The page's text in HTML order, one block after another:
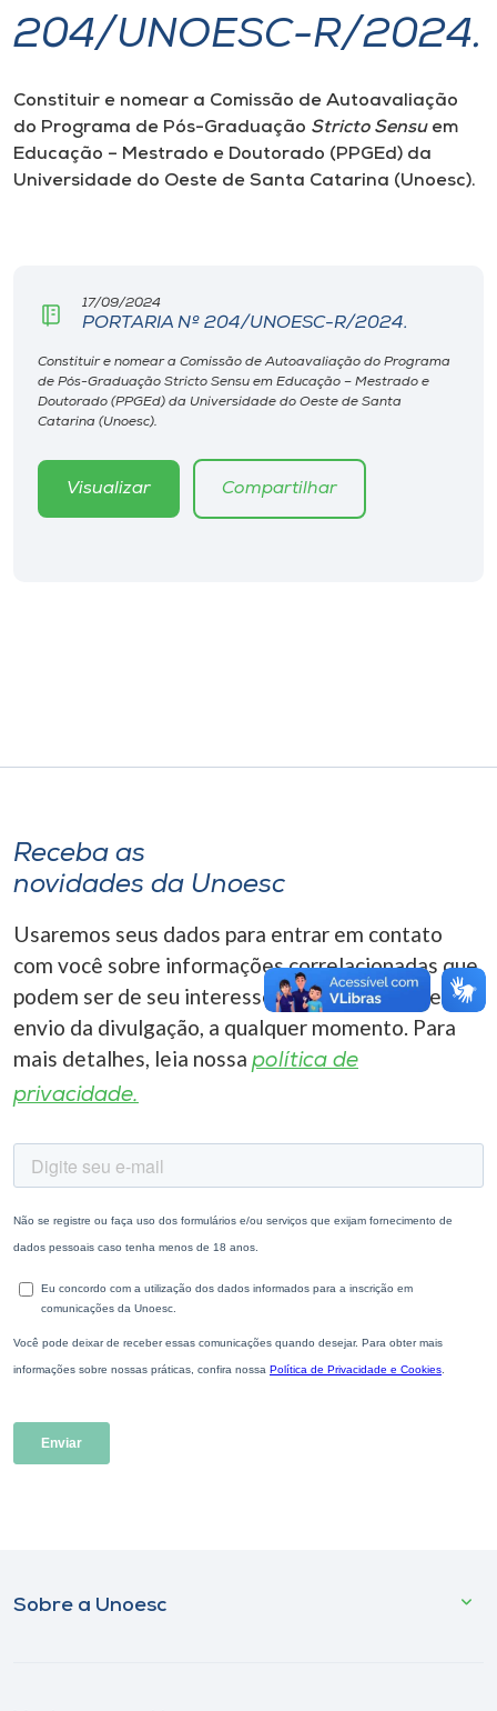
I.nova
Diplomados
Cultura
Biblioteca
Editora
Museu
A-
204/UNOESC-R/2024.
Constituir e nomear a Comissão de Autoavaliação
do Programa de Pós-Graduação Stricto Sensu em
Educação – Mestrado e Doutorado (PPGEd) da
Universidade do Oeste de Santa Catarina (Unoesc).
17/09/2024
PORTARIA Nº 204/UNOESC-R/2024.
Constituir e nomear a Comissão de Autoavaliação do Programa
de Pós-Graduação Stricto Sensu em Educação – Mestrado e
Doutorado (PPGEd) da Universidade do Oeste de Santa
Catarina (Unoesc).
Visualizar Compartilhar
Receba as
novidades da Unoesc
Usaremos seus dados para entrar em contato
com você sobre informações correlacionadas que
podem ser de seu interesse. Você pode cancelar o
envio da divulgação, a qualquer momento. Para
mais detalhes, leia nossa política de
privacidade.
Sobre a Unoesc